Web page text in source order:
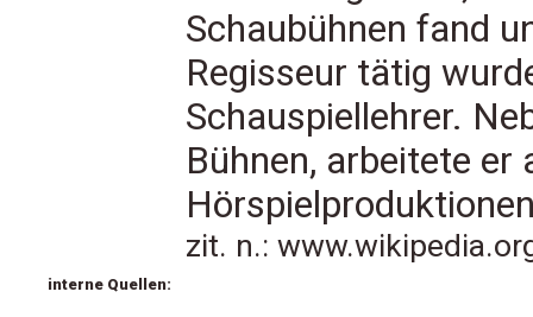
Schaubühnen fand
Regisseur tätig
Schauspiellehrer.
Bühnen, arbeitete er
zit. n.:
interne Quellen: